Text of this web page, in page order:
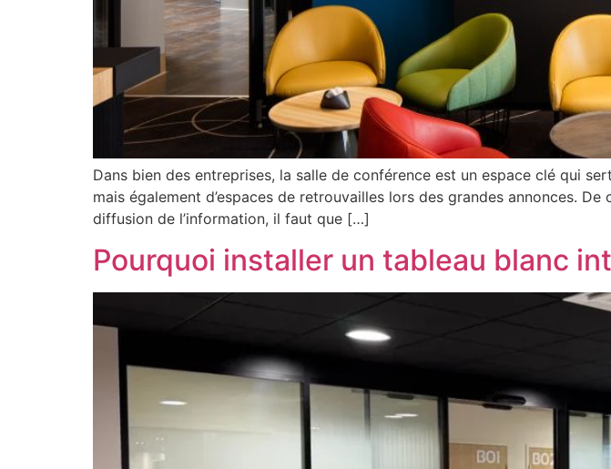
Dans bien des entreprises, la salle de conférence est un espace clé qui
mais également d’espaces de retrouvailles lors des grandes annonces.
diffusion de l’information, il faut que […]
Pourquoi installer un tableau blanc